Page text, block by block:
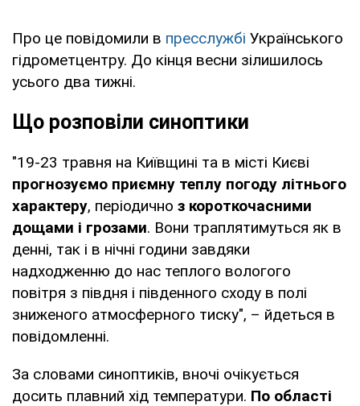
Про це повідомили в пресслужбі Українського
гідрометцентру. До кінця весни зілишилось
усього два тижні.
Що розповіли синоптики
"19-23 травня на Київщині та в місті Києві
прогнозуємо приємну теплу погоду літнього
характеру, періодично з короткочасними
дощами і грозами. Вони траплятимуться як в
денні, так і в нічні години завдяки
надходженню до нас теплого вологого
повітря з півдня і південного сходу в полі
зниженого атмосферного тиску", – йдеться в
повідомленні.
За словами синоптиків, вночі очікується
досить плавний хід температури. По області